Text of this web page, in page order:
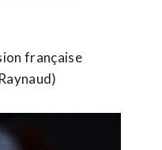
française